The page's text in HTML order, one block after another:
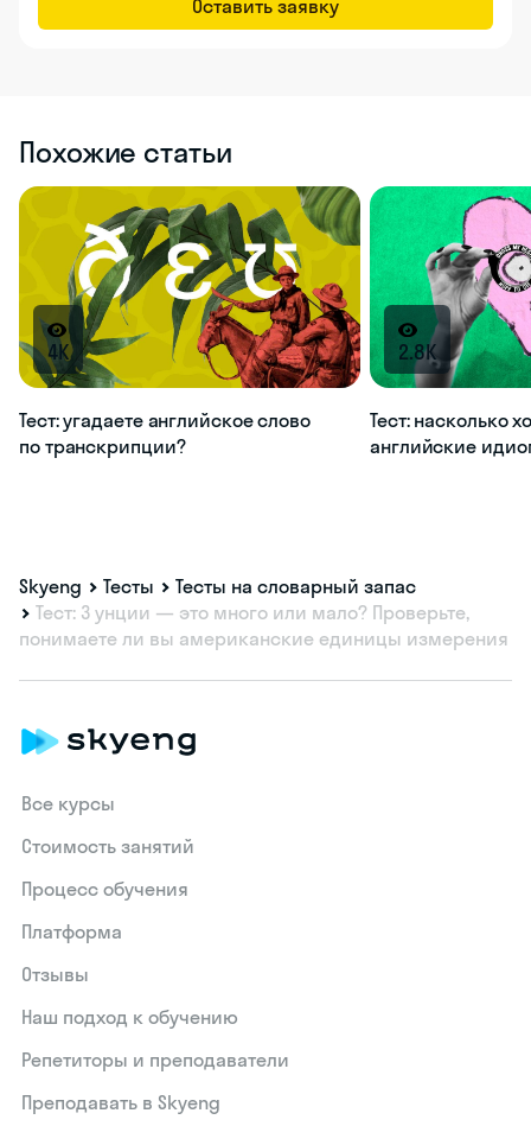
Оставить заявку
Похожие статьи
4K
Тест: угадаете английское слово
по транскрипции?
2.8K
Тест: насколько
английские
Skyeng Тесты
Тесты на словарный запас
Тест: 3 унции — это много или мало? Проверьте,
понимаете ли вы американские единицы измерения
Все курсы
Стоимость занятий
Процесс обучения
Платформа
Отзывы
Наш подход к обучению
Репетиторы и преподаватели
Преподавать в Skyeng